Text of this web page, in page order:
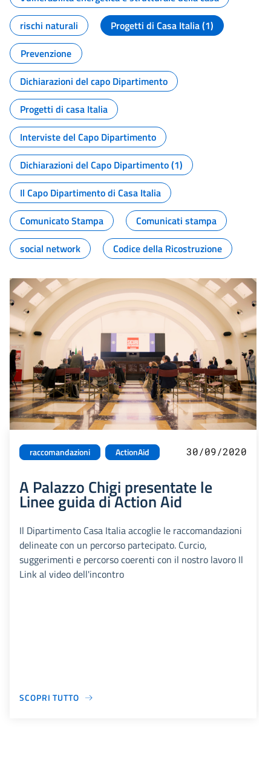
rischi naturali
Progetti di Casa Italia (1)
Prevenzione
Dichiarazioni del capo Dipartimento
Progetti di casa Italia
Interviste del Capo Dipartimento
Dichiarazioni del Capo Dipartimento (1)
Il Capo Dipartimento di Casa Italia
Comunicato Stampa
Comunicati stampa
social network
Codice della Ricostruzione
raccomandazioni ActionAid 30/09/2020
A Palazzo Chigi presentate le
Linee guida di Action Aid
Il Dipartimento Casa Italia accoglie le raccomandazioni
delineate con un percorso partecipato. Curcio,
suggerimenti e percorso coerenti con il nostro lavoro Il
Link al video dell'incontro
SCOPRI TUTTO